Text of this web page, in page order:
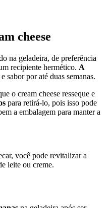
cheese
na geladeira, de preferência
recipiente hermético. A
sabor por até duas semanas.
o cream cheese resseque e
para retirá-lo, pois isso pode
a embalagem para manter a
você pode revitalizar a
leite ou creme.